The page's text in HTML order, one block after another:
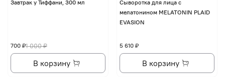
Завтрак у Тиффани, 300 мл
1 000 ₽
700 ₽
В корзину
Сыворотка для лица с
мелатонином MELATONIN PLAID
EVASION
5 610 ₽
В корзину